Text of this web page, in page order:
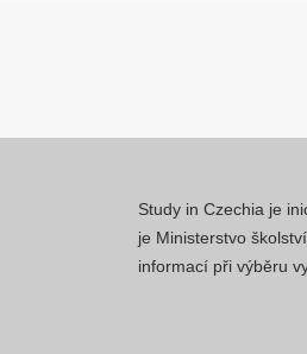
Study in Czechia je
je Ministerstvo
informací při výběru